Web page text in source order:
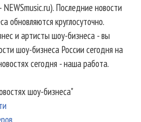
NEWSmusic.ru). Последние новости
обновляются круглосуточно.
и артисты шоу-бизнеса - вы
шоу-бизнеса России сегодня на
сегодня - наша работа.
шоу-бизнеса"